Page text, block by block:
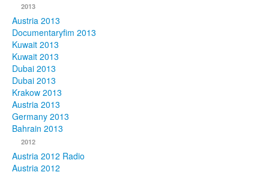
2013
Austria 2013
Documentaryfim 2013
Kuwait 2013
Kuwait 2013
Dubai 2013
Dubai 2013
Krakow 2013
Austria 2013
Germany 2013
Bahrain 2013
2012
Austria 2012 Radio
Austria 2012